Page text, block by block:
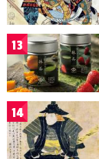
13
14